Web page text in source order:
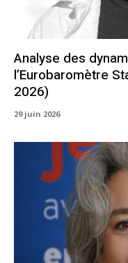
Analyse des
l’Eurobaromètre
2026)
29 juin 2026